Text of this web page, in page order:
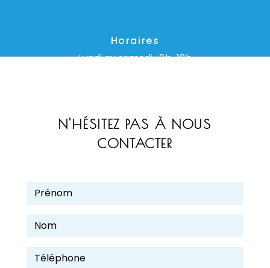
Horaires
Lundi au samedi : 8h-18h
N'HÉSITEZ PAS À NOUS
CONTACTER